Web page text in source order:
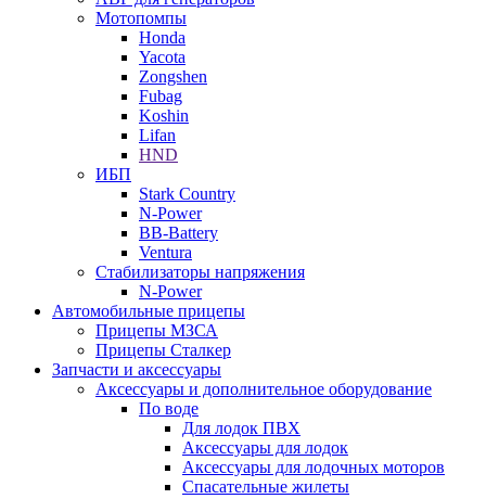
Мотопомпы
Honda
Yacota
Zongshen
Fubag
Koshin
Lifan
HND
ИБП
Stark Country
N-Power
BB-Battery
Ventura
Стабилизаторы напряжения
N-Power
Автомобильные прицепы
Прицепы МЗСА
Прицепы Сталкер
Запчасти и аксессуары
Аксессуары и дополнительное оборудование
По воде
Для лодок ПВХ
Аксессуары для лодок
Аксессуары для лодочных моторов
Спасательные жилеты